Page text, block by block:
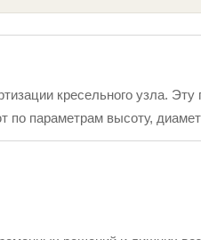
кресельного узла.
параметрам высоту,